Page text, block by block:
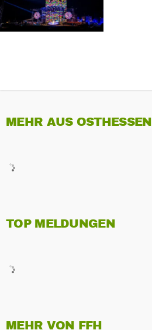
MEHR AUS OSTHESSEN
TOP MELDUNGEN
MEHR VON FFH